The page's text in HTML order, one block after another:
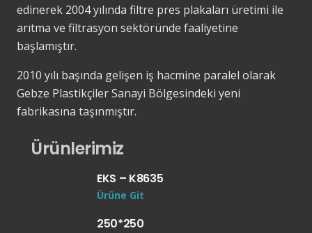
edinerek 2004 yılında filtre pres plakaları üretimi ile
arıtma ve filtrasyon sektöründe faaliyetine
başlamıştır.
2010 yılı başında gelişen iş hacmine paralel olarak
Gebze Plastikçiler Sanayi Bölgesindeki yeni
fabrikasına taşınmıştır.
Ürünlerimiz
EKS – K8635
Ürüne Git
250*250